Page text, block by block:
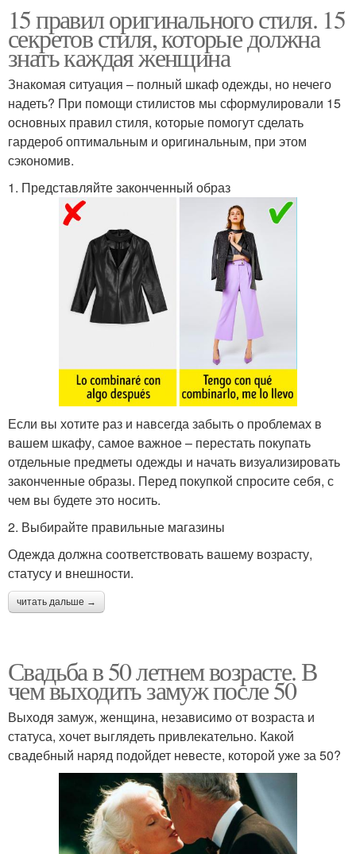
15 правил оригинального стиля. 15
секретов стиля, которые должна
знать каждая женщина
Знакомая ситуация – полный шкаф одежды, но нечего
надеть? При помощи стилистов мы сформулировали 15
основных правил стиля, которые помогут сделать
гардероб оптимальным и оригинальным, при этом
сэкономив.
1. Представляйте законченный образ
Если вы хотите раз и навсегда забыть о проблемах в
вашем шкафу, самое важное – перестать покупать
отдельные предметы одежды и начать визуализировать
законченные образы. Перед покупкой спросите себя, с
чем вы будете это носить.
2. Выбирайте правильные магазины
Одежда должна соответствовать вашему возрасту,
статусу и внешности.
читать дальше →
Свадьба в 50 летнем возрасте. В
чем выходить замуж после 50
Выходя замуж, женщина, независимо от возраста и
статуса, хочет выглядеть привлекательно. Какой
свадебный наряд подойдет невесте, которой уже за 50?